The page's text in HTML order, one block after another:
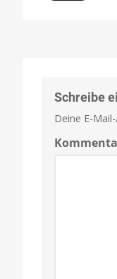
Schreibe
Deine E-